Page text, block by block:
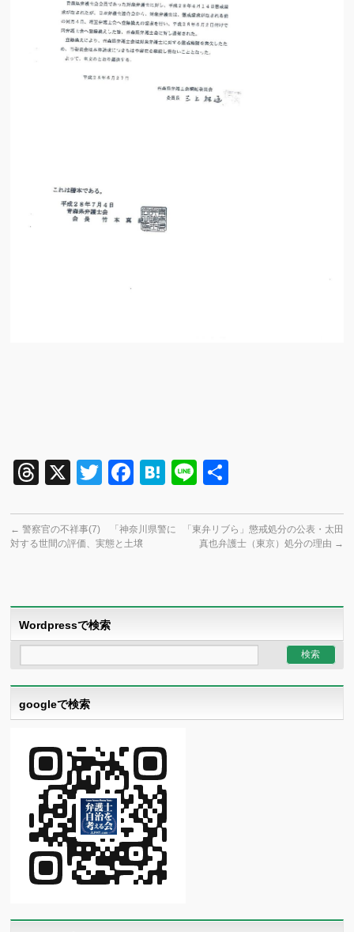
Threads
X TwitterFacebook
Hatena
Line
← 警察官の不祥事(7) 「神奈川県警に
対する世間の評価、実態と土壌
「東弁リブら」懲戒処分の公表・太田
真也弁護士（東京）処分の理由 →
Wordpressで検索
googleで検索